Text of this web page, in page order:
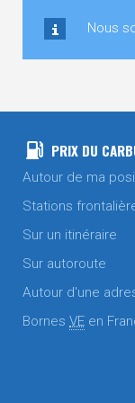
Nous
PRIX DU
Autour de ma
Stations
Sur un itinéraire
Sur autoroute
Autour d'une
Bornes VE en